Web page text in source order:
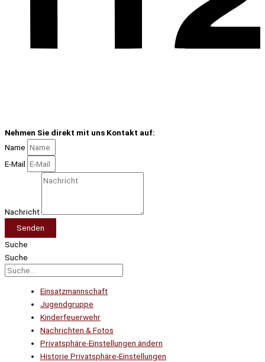
Nehmen Sie direkt mit uns Kontakt auf:
Name
E-Mail
Nachricht
Senden
Suche
Suche
Einsatzmannschaft
Jugendgruppe
Kinderfeuerwehr
Nachrichten & Fotos
Privatsphäre-Einstellungen ändern
Historie Privatsphäre-Einstellungen